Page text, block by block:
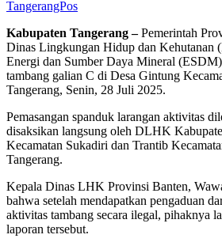
TangerangPos
Kabupaten Tangerang –Pemerintah
Dinas Lingkungan Hidup dan Kehutanan
Energi dan Sumber Daya Mineral
tambang galian C di Desa Gintung
Tangerang, Senin, 28 Juli 2025.
Pemasangan spanduk larangan aktivitas
disaksikan langsung oleh DLHK
Kecamatan Sukadiri dan Trantib
Tangerang.
Kepala Dinas LHK Provinsi Banten,
bahwa setelah mendapatkan pengaduan
aktivitas tambang secara ilegal, pihaknya
laporan tersebut.